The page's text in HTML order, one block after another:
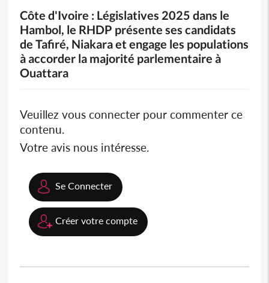
Côte d'Ivoire : Législatives 2025 dans le
Hambol, le RHDP présente ses candidats
de Tafiré, Niakara et engage les populations
à accorder la majorité parlementaire à
Ouattara
Veuillez vous connecter pour commenter ce
contenu.
Votre avis nous intéresse.
Se Connecter
Créer votre compte